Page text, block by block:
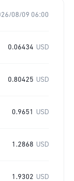
08/09 06:00
0.06434 USD
0.80425 USD
0.9651 USD
1.2868 USD
1.9302 USD